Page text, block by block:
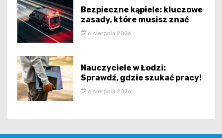
Bezpieczne kąpiele: kluczowe
zasady, które musisz znać
6 sierpnia 2026
Nauczyciele w Łodzi:
Sprawdź, gdzie szukać pracy!
6 sierpnia 2026